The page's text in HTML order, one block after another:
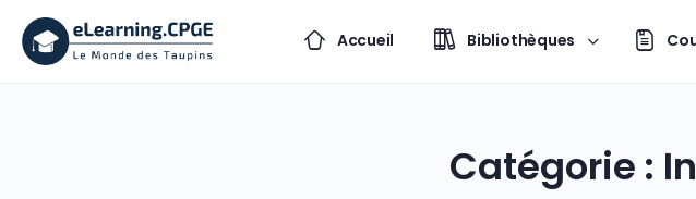
Accueil Bibliothèques
Catégorie :